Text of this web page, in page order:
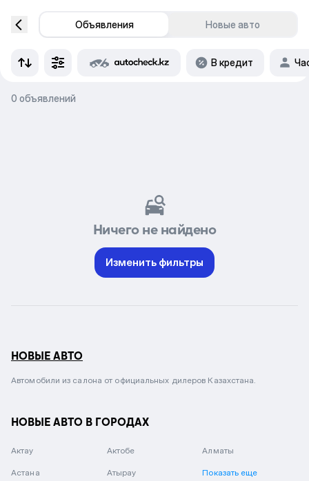
Объявления Новые авто
В кредит
0 объявлений
Ничего не найдено
Изменить фильтры
НОВЫЕ АВТО
Автомобили из салона от официальных дилеров Казахстана.
НОВЫЕ АВТО В ГОРОДАХ
Актау Актобе Алматы
Астана Атырау Показать еще